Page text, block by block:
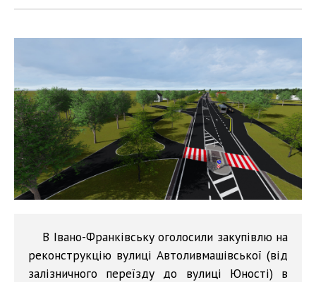
В Івано-Франківську оголосили закупівлю на
реконструкцію вулиці Автоливмашівської (від
залізничного переїзду до вулиці Юності) в